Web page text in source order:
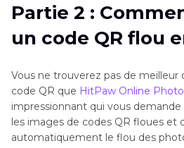
Partie 2 :
un code QR flou
Vous ne trouverez pas de meilleur
code QR que HitPaw Online
impressionnant qui vous
les images de codes QR floues et
automatiquement le flou des